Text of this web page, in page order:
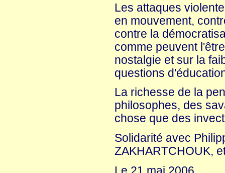
Les attaques
en mouvement,
contre la
comme peuvent
nostalgie et sur la
questions
La richesse de la
philosophes, des
chose que des
Solidarité avec
ZAKHARTCHOUK,